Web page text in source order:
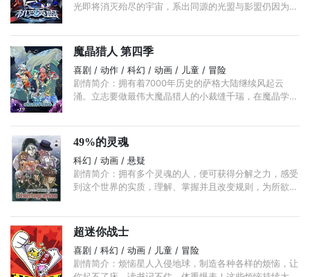
光即将消灭殆尽的宇宙，系出同源的光盟与影盟仍因为彼
魔晶猎人 第四季
喜剧 / 动作 / 科幻 / 动画 / 儿童 / 冒险
剧情简介：拥有着7000年历史的萨格大陆继续风起云
涌。立志要做最伟大魔晶猎人的小裁缝千瑞，在魔晶学院
49%的灵魂
科幻 / 动画 / 悬疑
剧情简介：拥有多个灵魂的人，便可获得分解之力，感受
到这个世界的实质，理解、掌握并且改变规则，为所欲
超迷你战士
喜剧 / 科幻 / 动画 / 儿童 / 冒险
剧情简介：烦恼星人入侵地球，制造各种各样的烦恼，让